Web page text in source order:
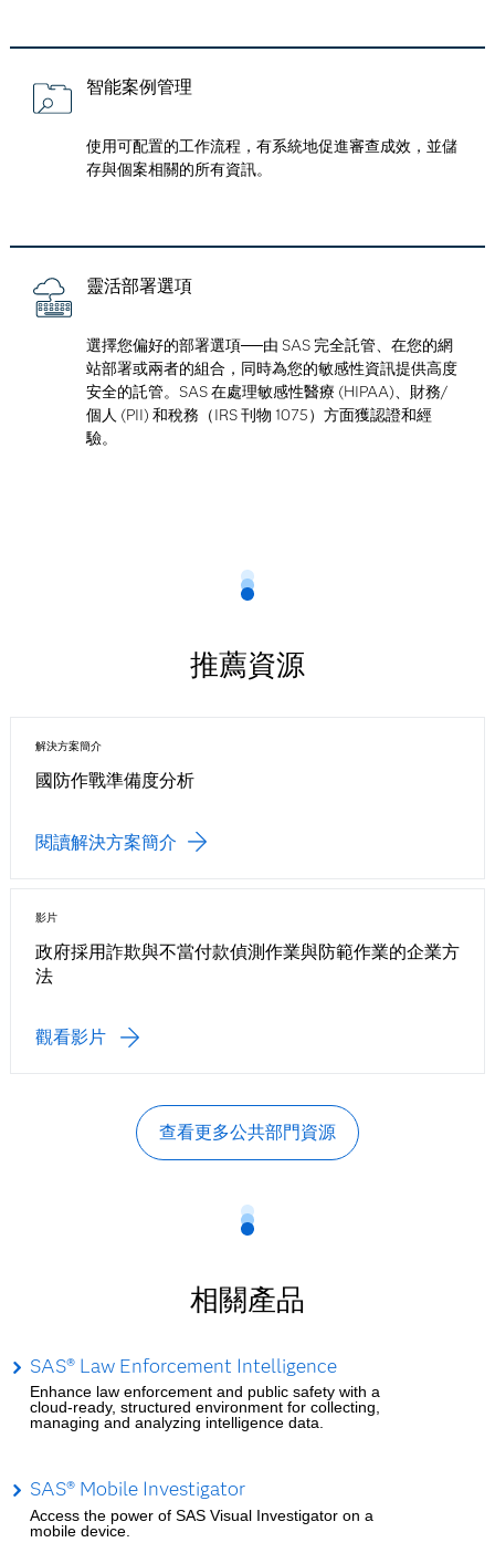
智能案例管理
使用可配置的工作流程，有系統地促進審查成效，並儲
存與個案相關的所有資訊。
靈活部署選項
選擇您偏好的部署選項──由 SAS 完全託管、在您的網
站部署或兩者的組合，同時為您的敏感性資訊提供高度
安全的託管。SAS 在處理敏感性醫療 (HIPAA)、財務/
個人 (PII) 和稅務（IRS 刊物 1075）方面獲認證和經
驗。
推薦資源
解決方案簡介
國防作戰準備度分析
閱讀解決方案簡介
影片
政府採用詐欺與不當付款偵測作業與防範作業的企業方
法
觀看影片
查看更多公共部門資源
相關產品
SAS® Law Enforcement Intelligence
Enhance law enforcement and public safety with a
cloud-ready, structured environment for collecting,
managing and analyzing intelligence data.
SAS® Mobile Investigator
Access the power of SAS Visual Investigator on a
mobile device.